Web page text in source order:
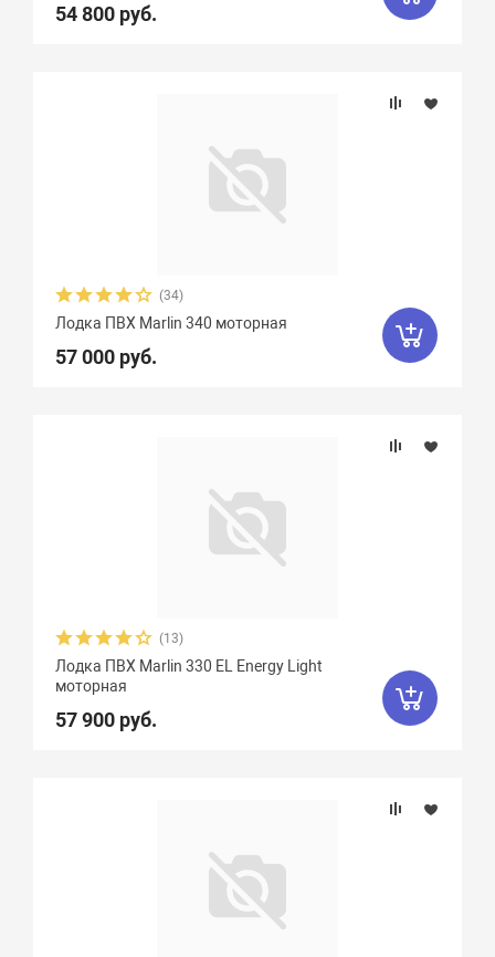
54 800 руб.
(34)
Лодка ПВХ Marlin 340 моторная
57 000 руб.
(13)
Лодка ПВХ Marlin 330 EL Energy Light
моторная
57 900 руб.